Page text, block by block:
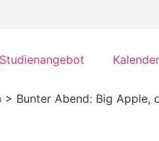
Studienangebot Kalender
> Bunter Abend: Big Apple,